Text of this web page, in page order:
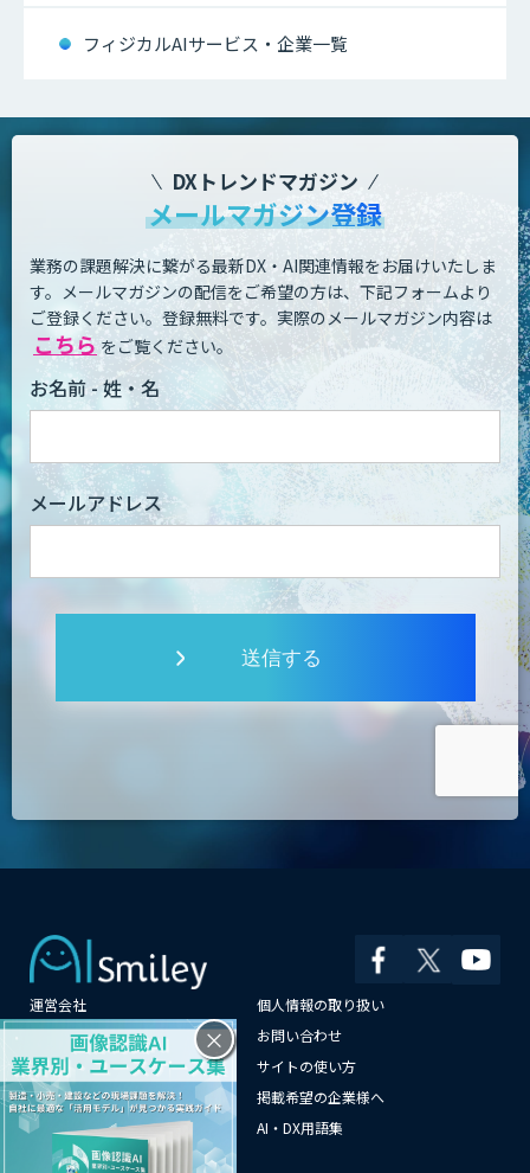
フィジカルAIサービス・企業一覧
DXトレンドマガジン
メールマガジン登録
業務の課題解決に繋がる最新DX・AI関連情報をお届けいたしま
す。 メールマガジンの配信をご希望の方は、下記フォームより
ご登録ください。登録無料です。 実際のメールマガジン内容は
こちら をご覧ください。
お名前 - 姓・名
メールアドレス
送信する
運営会社
個人情報の取り扱い
よくある質問
お問い合わせ
メールマガジン登録
サイトの使い方
情報提供はこちらから
掲載希望の企業様へ
AI企業一覧
AI・DX用語集
サイトマップ
×